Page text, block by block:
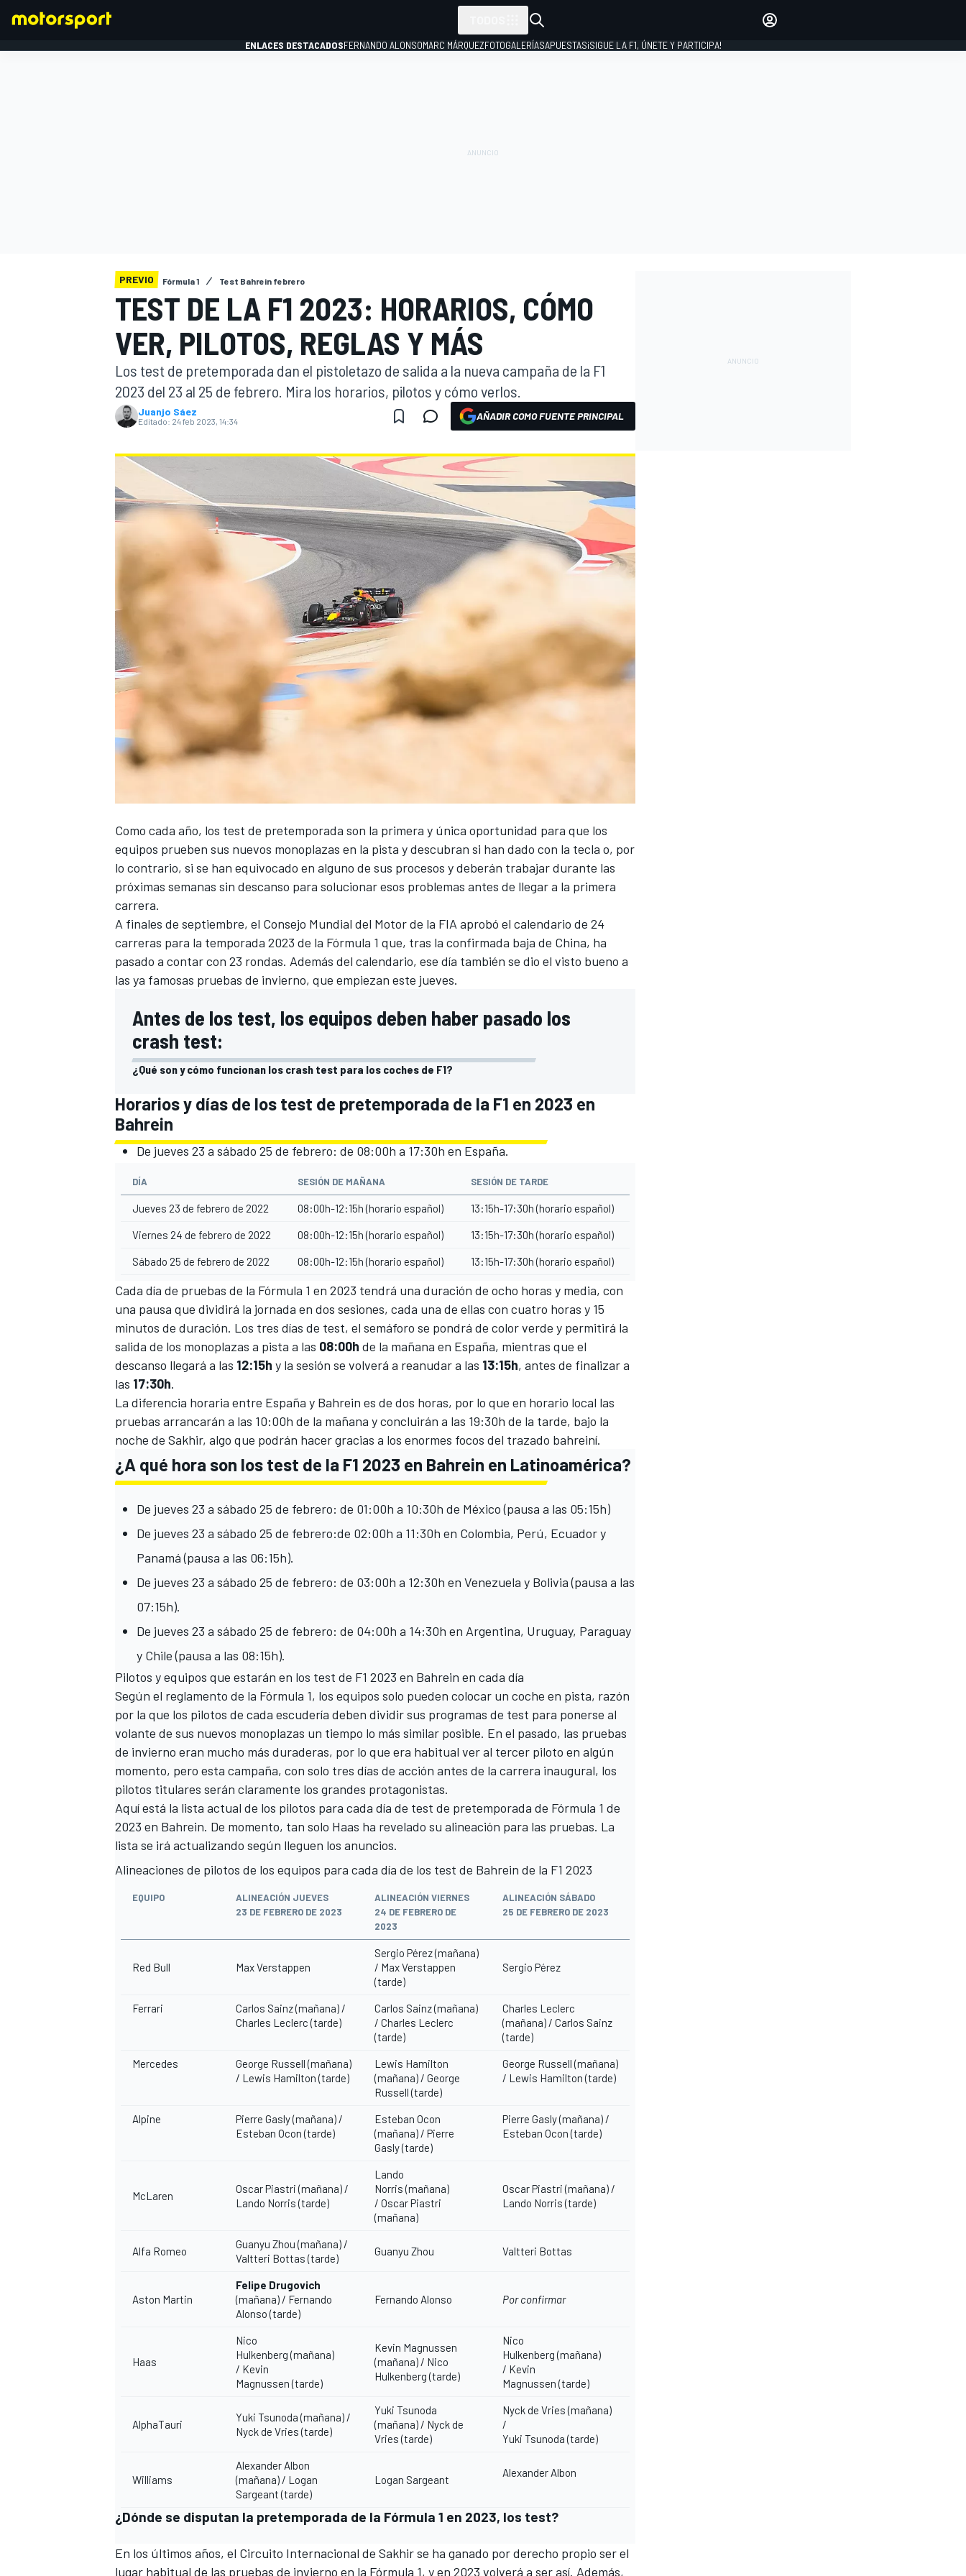
WRC
FÓRMULA E
MÁS CATEGORÍAS
ENLACES DESTACADOSFERNANDO ALONSOMARC MÁRQUEZFOTOGALERÍASAPUESTAS¡SIGUE LA F1, ÚNETE Y PARTICIPA!
PREVIO Fórmula 1 Test Bahrein febrero
TEST DE LA F1 2023: HORARIOS, CÓMO
VER, PILOTOS, REGLAS Y MÁS
Los test de pretemporada dan el pistoletazo de salida a la nueva campaña de la F1
2023 del 23 al 25 de febrero. Mira los horarios, pilotos y cómo verlos.
Juanjo Sáez
Editado: 24 feb 2023, 14:34 AÑADIR COMO FUENTE PRINCIPAL
Como cada año, los test de pretemporada son la primera y única oportunidad para que los
equipos prueben sus nuevos monoplazas en la pista y descubran si han dado con la tecla o, por
lo contrario, si se han equivocado en alguno de sus procesos y deberán trabajar durante las
próximas semanas sin descanso para solucionar esos problemas antes de llegar a la primera
carrera.
A finales de septiembre, el Consejo Mundial del Motor de la FIA aprobó el calendario de 24
carreras para la temporada 2023 de la Fórmula 1 que, tras la confirmada baja de China, ha
pasado a contar con 23 rondas. Además del calendario, ese día también se dio el visto bueno a
las ya famosas pruebas de invierno, que empiezan este jueves.
Antes de los test, los equipos deben haber pasado los
crash test:
¿Qué son y cómo funcionan los crash test para los coches de F1?
Horarios y días de los test de pretemporada de la F1 en 2023 en
Bahrein
De jueves 23 a sábado 25 de febrero: de 08:00h a 17:30h en España.
DÍA SESIÓN DE MAÑANA SESIÓN DE TARDE
Jueves 23 de febrero de 2022 08:00h-12:15h (horario español) 13:15h-17:30h (horario español)
Viernes 24 de febrero de 2022 08:00h-12:15h (horario español) 13:15h-17:30h (horario español)
Sábado 25 de febrero de 2022 08:00h-12:15h (horario español) 13:15h-17:30h (horario español)
Cada día de pruebas de la Fórmula 1 en 2023 tendrá una duración de ocho horas y media, con
una pausa que dividirá la jornada en dos sesiones, cada una de ellas con cuatro horas y 15
minutos de duración. Los tres días de test, el semáforo se pondrá de color verde y permitirá la
salida de los monoplazas a pista a las 08:00h de la mañana en España, mientras que el
descanso llegará a las 12:15h y la sesión se volverá a reanudar a las 13:15h, antes de finalizar a
las 17:30h.
La diferencia horaria entre España y Bahrein es de dos horas, por lo que en horario local las
pruebas arrancarán a las 10:00h de la mañana y concluirán a las 19:30h de la tarde, bajo la
noche de Sakhir, algo que podrán hacer gracias a los enormes focos del trazado bahreiní.
¿A qué hora son los test de la F1 2023 en Bahrein en Latinoamérica?
De jueves 23 a sábado 25 de febrero: de 01:00h a 10:30h de México (pausa a las 05:15h)
De jueves 23 a sábado 25 de febrero:de 02:00h a 11:30h en Colombia, Perú, Ecuador y
Panamá (pausa a las 06:15h).
De jueves 23 a sábado 25 de febrero: de 03:00h a 12:30h en Venezuela y Bolivia (pausa a las
07:15h).
De jueves 23 a sábado 25 de febrero: de 04:00h a 14:30h en Argentina, Uruguay, Paraguay
y Chile (pausa a las 08:15h).
Pilotos y equipos que estarán en los test de F1 2023 en Bahrein en cada día
Según el reglamento de la Fórmula 1, los equipos solo pueden colocar un coche en pista, razón
por la que los pilotos de cada escudería deben dividir sus programas de test para ponerse al
volante de sus nuevos monoplazas un tiempo lo más similar posible. En el pasado, las pruebas
de invierno eran mucho más duraderas, por lo que era habitual ver al tercer piloto en algún
momento, pero esta campaña, con solo tres días de acción antes de la carrera inaugural, los
pilotos titulares serán claramente los grandes protagonistas.
Aquí está la lista actual de los pilotos para cada día de test de pretemporada de Fórmula 1 de
2023 en Bahrein. De momento, tan solo Haas ha revelado su alineación para las pruebas. La
lista se irá actualizando según lleguen los anuncios.
Alineaciones de pilotos de los equipos para cada día de los test de Bahrein de la F1 2023
EQUIPO
ALINEACIÓN JUEVES
23 DE FEBRERO DE 2023
ALINEACIÓN VIERNES
24 DE FEBRERO DE
2023
ALINEACIÓN SÁBADO
25 DE FEBRERO DE 2023
Red Bull Max Verstappen
Sergio Pérez(mañana)
/ Max Verstappen
(tarde)
Sergio Pérez
Ferrari Carlos Sainz(mañana) /
Charles Leclerc(tarde)
Carlos Sainz(mañana)
/ Charles Leclerc
(tarde)
Charles Leclerc
(mañana) / Carlos Sainz
(tarde)
Mercedes George Russell(mañana)
/ Lewis Hamilton(tarde)
Lewis Hamilton
(mañana) / George
Russell (tarde)
George Russell (mañana)
/ Lewis Hamilton (tarde)
Alpine Pierre Gasly(mañana) /
Esteban Ocon(tarde)
Esteban Ocon
(mañana) / Pierre
Gasly (tarde)
Pierre Gasly (mañana) /
Esteban Ocon (tarde)
McLaren
Oscar Piastri(mañana) /
Lando Norris(tarde)
Lando
Norris(mañana)
/ Oscar Piastri
(mañana)
Oscar Piastri (mañana) /
Lando Norris(tarde)
Alfa Romeo
Guanyu Zhou(mañana) /
Valtteri Bottas(tarde)
Guanyu Zhou Valtteri Bottas
Aston Martin
Felipe Drugovich
(mañana) / Fernando
Alonso(tarde)
Fernando Alonso Por confirmar
Haas
Nico
Hulkenberg(mañana)
/ Kevin
Magnussen(tarde)
Kevin Magnussen
(mañana) / Nico
Hulkenberg(tarde)
Nico
Hulkenberg (mañana)
/ Kevin
Magnussen (tarde)
AlphaTauri
Yuki Tsunoda(mañana) /
Nyck de Vries(tarde)
Yuki Tsunoda
(mañana) / Nyck de
Vries (tarde)
Nyck de Vries (mañana)
/
Yuki Tsunoda (tarde)
Williams
Alexander Albon
(mañana) / Logan
Sargeant(tarde)
Logan Sargeant
Alexander Albon
¿Dónde se disputan la pretemporada de la Fórmula 1 en 2023, los test?
En los últimos años, el Circuito Internacional de Sakhirse ha ganado por derecho propio ser el
lugar habitual de las pruebas de invierno en la Fórmula 1, y en 2023 volverá a ser así. Además,